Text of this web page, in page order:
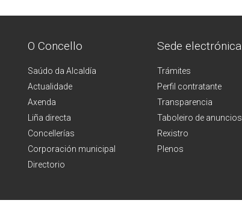
O Concello
Saúdo da Alcaldía
Actualidade
Axenda
Liña directa
Concellerías
Corporación municipal
Directorio
Sede electrónica
Trámites
Perfil contratante
Transparencia
Taboleiro de anuncios
Rexistro
Plenos